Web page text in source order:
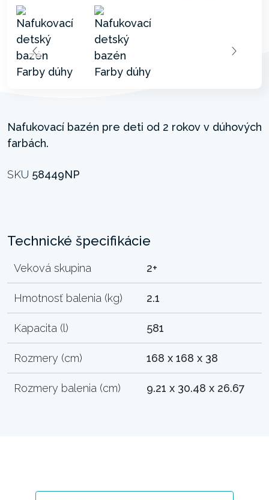
Nafukovací bazén pre deti od 2 rokov v dúhových
farbách.
SKU 58449NP
Technické špecifikácie
Veková skupina 2+
Hmotnosť balenia (kg) 2.1
Kapacita (l) 581
Rozmery (cm) 168 x 168 x 38
Rozmery balenia (cm) 9.21 x 30.48 x 26.67